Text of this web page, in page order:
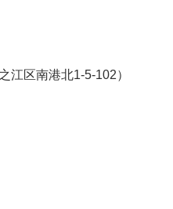
江区南港北1-5-102）